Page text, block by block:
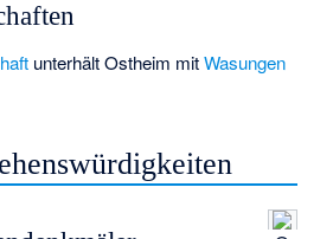
unterhält Ostheim mitWasungen